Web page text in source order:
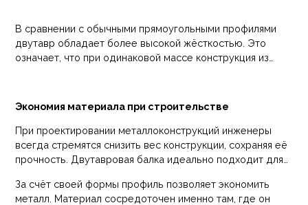
В сравнении с обычными прямоугольными профилями
двутавр обладает более высокой жёсткостью. Это
означает, что при одинаковой массе конструкция из
Экономия материала при строительстве
При проектировании металлоконструкций инженеры
всегда стремятся снизить вес конструкции, сохраняя её
прочность. Двутавровая балка идеально подходит для
За счёт своей формы профиль позволяет экономить
металл. Материал сосредоточен именно там, где он